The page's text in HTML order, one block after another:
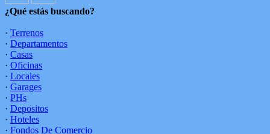
¿Qué estás buscando?
· Terrenos
· Departamentos
· Casas
· Oficinas
· Locales
· Garages
· PHs
· Depositos
· Hoteles
· Fondos De Comercio